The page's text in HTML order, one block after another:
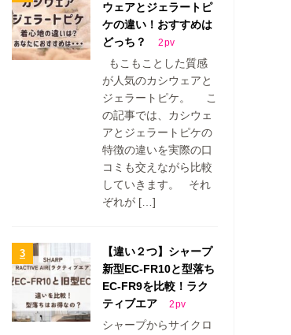
ウェアとジェラートピ
ケの違い！おすすめは
どっち？
2pv
もこもことした質感
が人気のカシウェアと
ジェラートピケ。 こ
の記事では、カシウェ
アとジェラートピケの
特徴の違いを実際の口
コミも交えながら比較
していきます。 それ
ぞれが […]
【違い２つ】シャープ
新型EC-FR10と型落ち
EC-FR9を比較！ラク
ティブエア
2pv
シャープからサイクロ